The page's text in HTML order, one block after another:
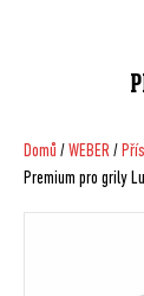
Domů /WEBER/
Premium pro grily